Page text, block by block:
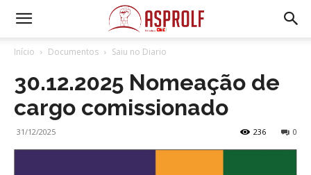
Início Documentos Saiu no Diario
30.12.2025 Nomeação de
cargo comissionado
31/12/2025 0
236